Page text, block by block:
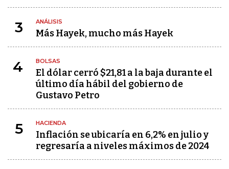
3 ANÁLISIS
Más Hayek, mucho más Hayek
4 BOLSAS
El dólar cerró $21,81 a la baja durante el
último día hábil del gobierno de
Gustavo Petro
5 HACIENDA
Inflación se ubicaría en 6,2% en julio y
regresaría a niveles máximos de 2024